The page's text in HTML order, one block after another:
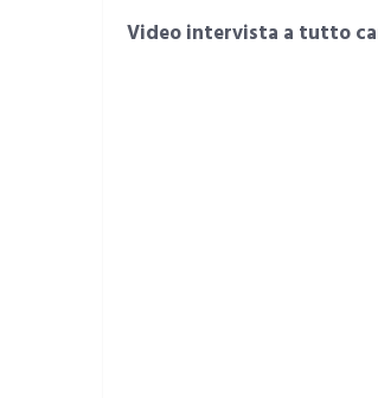
Video intervista a tutto